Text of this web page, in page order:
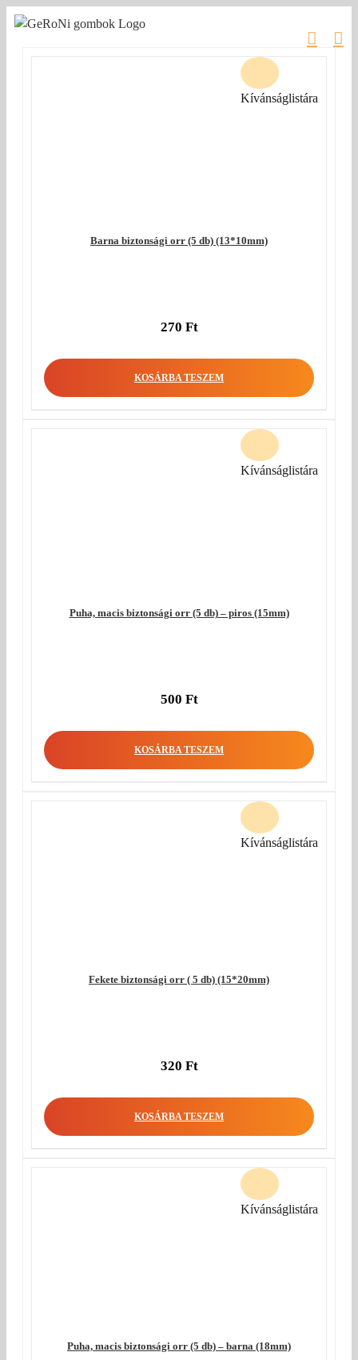
Kihagyás
Barna biztonsági orr (5 db) (13*10mm)
270 Ft
KOSÁRBA TESZEM
Kívánságlistára
Puha, macis biztonsági orr (5 db) – piros (15mm)
500 Ft
KOSÁRBA TESZEM
Kívánságlistára
Fekete biztonsági orr ( 5 db) (15*20mm)
320 Ft
KOSÁRBA TESZEM
Kívánságlistára
Puha, macis biztonsági orr (5 db) – barna (18mm)
Kívánságlistára